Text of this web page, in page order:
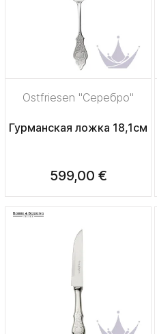
Ostfriesen "Серебро"
Гурманская ложка 18,1см
599,00 €